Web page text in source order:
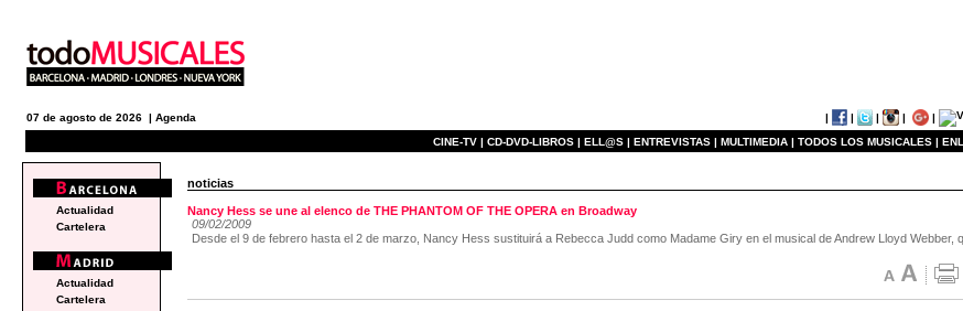
07 de agosto de 2026 | Agenda | | | | |
CINE-TV | CD-DVD-LIBROS | ELL@S | ENTREVISTAS | MULTIMEDIA | TODOS LOS MUSICALES |
noticias
Nancy Hess se une al elenco de THE PHANTOM OF THE OPERA en Broadway
09/02/2009
Desde el 9 de febrero hasta el 2 de marzo, Nancy Hess sustituirá a Rebecca Judd como Madame Giry en el musical de Andrew Lloyd Webber,
Actualidad
Cartelera
Actualidad
Cartelera